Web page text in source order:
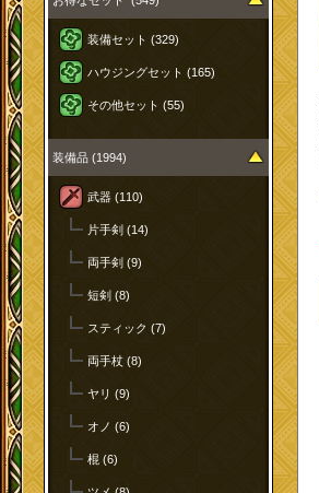
装備セット (329)
ハウジングセット (165)
その他セット (55)
装備品 (1994)
武器 (110)
片手剣 (14)
両手剣 (9)
短剣 (8)
スティック (7)
両手杖 (8)
ヤリ (9)
オノ (6)
棍 (6)